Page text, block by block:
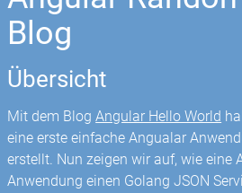
Blog
Übersicht
Mit dem BlogAngular Hello World
eine erste einfache Angualar
erstellt. Nun zeigen wir auf, wie eine
Anwendung einen Golang JSON